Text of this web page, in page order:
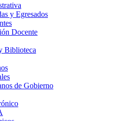
y Egresados
Docente
Biblioteca
de Gobierno